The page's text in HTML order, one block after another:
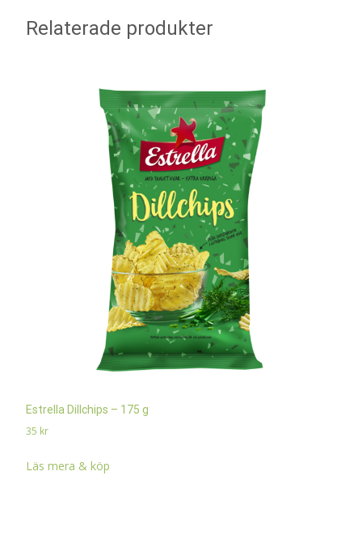
Relaterade produkter
Estrella Dillchips – 175 g
35 kr
Läs mera & köp